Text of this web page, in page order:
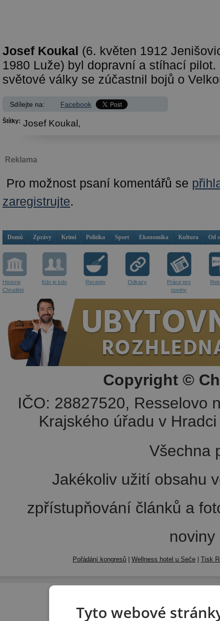
Josef Koukal (6. květen 1912
1980 Luže) byl dopravní a stíhací pilot.
světové války se zúčastnil bojů o
Sdílejte na: Facebook
Štítky: Josef Koukal,
Reklama
Pro možnost psaní komentářů se
zaregistrujte.
Domů Zprávy Krimi Politika Sport Ekonomika Kultura Od
Historie
Chrudimi
Kdo je kdo Recepty Odkazy
Práce pro
noviny
Copyright ©
IČO: 28827520, Resselovo
Krajského úřadu v
Všechna
Jakékoliv užití obsahu
zpřístupňování článků a
Pořádání kongresů Wellness hotel u Seče Tisk
Tyto webové